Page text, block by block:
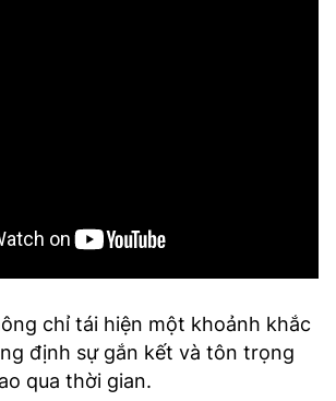
chỉ tái hiện một khoảnh khắc
định sự gắn kết và tôn trọng
qua thời gian.